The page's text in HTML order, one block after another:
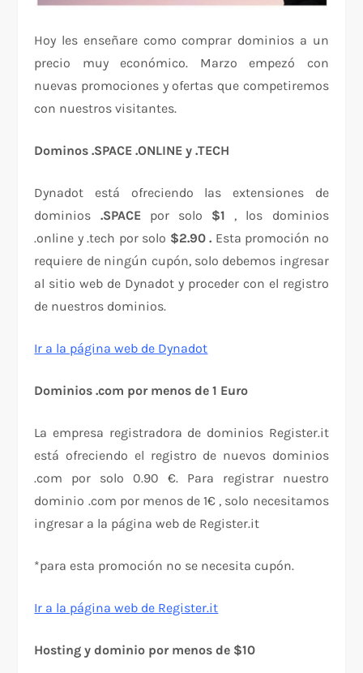
Hoy les enseñare como comprar dominios a un
precio muy económico. Marzo empezó con
nuevas promociones y ofertas que competiremos
con nuestros visitantes.
Dominos .SPACE .ONLINE y .TECH
Dynadot está ofreciendo las extensiones de
dominios .SPACE por solo $1 , los dominios
.online y .tech por solo $2.90 . Esta promoción no
requiere de ningún cupón, solo debemos ingresar
al sitio web de Dynadot y proceder con el registro
de nuestros dominios.
Ir a la página web de Dynadot
Dominios .com por menos de 1 Euro
La empresa registradora de dominios Register.it
está ofreciendo el registro de nuevos dominios
.com por solo 0.90 €. Para registrar nuestro
dominio .com por menos de 1€ , solo necesitamos
ingresar a la página web de Register.it
*para esta promoción no se necesita cupón.
Ir a la página web de Register.it
Hosting y dominio por menos de $10